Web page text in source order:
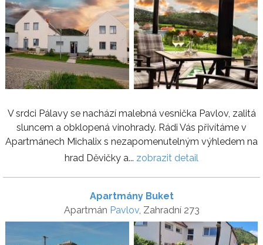
V srdci Pálavy se nachází malebná vesnička Pavlov, zalitá
sluncem a obklopená vinohrady. Rádi Vás přivítáme v
Apartmánech Michalix s nezapomenutelným výhledem na
hrad Děvičky a... zobrazit detail
Apartmány Buket
Apartmán Pavlov, Zahradní 273